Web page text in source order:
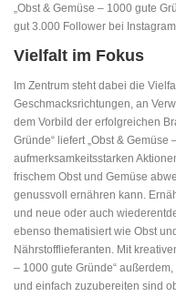
„Obst & Gemüse – 1000 gute
gut 3.000 Follower bei
Vielfalt im Fokus
Im Zentrum steht dabei die
Geschmacksrichtungen, an
dem Vorbild der erfolgreichen
Gründe“ liefert „Obst & Gemüse
aufmerksamkeitsstarken
frischem Obst und Gemüse
genussvoll ernähren kann.
und neue oder auch
ebenso thematisiert wie Obst
Nährstofflieferanten. Mit
– 1000 gute Gründe“
und einfach zuzubereiten sind